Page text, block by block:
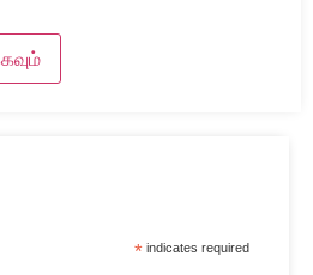
*indicates required